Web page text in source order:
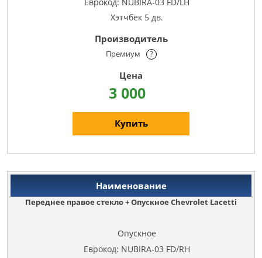
Хэтчбек 5 дв.
Премиум ?
3 000
Купить
Переднее правое стекло + Опускное Chevrolet Lacetti
Опускное
Еврокод: NUBIRA-03 FD/RH